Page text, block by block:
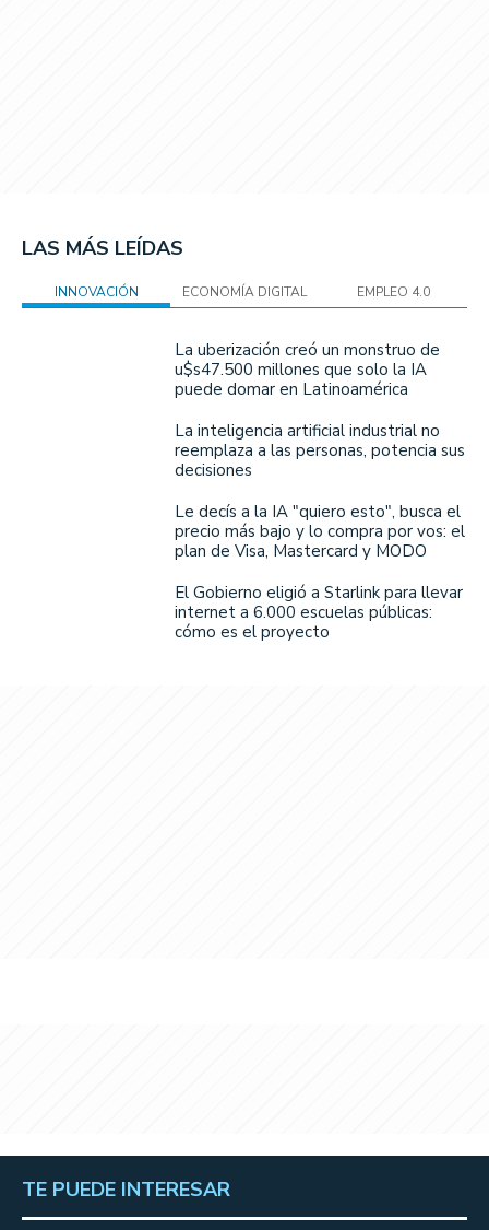
LAS MÁS LEÍDAS
INNOVACIÓN ECONOMÍA DIGITAL EMPLEO 4.0
La uberización creó un monstruo de
u$s47.500 millones que solo la IA
puede domar en Latinoamérica
La inteligencia artificial industrial no
reemplaza a las personas, potencia sus
decisiones
Le decís a la IA "quiero esto", busca el
precio más bajo y lo compra por vos: el
plan de Visa, Mastercard y MODO
El Gobierno eligió a Starlink para llevar
internet a 6.000 escuelas públicas:
cómo es el proyecto
TE PUEDE INTERESAR